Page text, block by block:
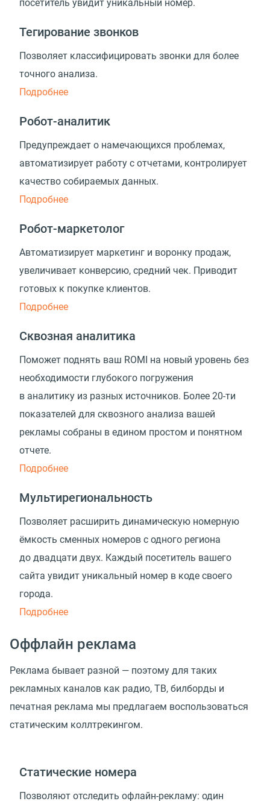
посетитель увидит уникальный номер.
Тегирование звонков
Позволяет классифицировать звонки для более
точного анализа.
Подробнее
Робот-аналитик
Предупреждает о намечающихся проблемах,
автоматизирует работу с отчетами, контролирует
качество собираемых данных.
Подробнее
Робот-маркетолог
Автоматизирует маркетинг и воронку продаж,
увеличивает конверсию, средний чек. Приводит
готовых к покупке клиентов.
Подробнее
Сквозная аналитика
Поможет поднять ваш ROMI на новый уровень без
необходимости глубокого погружения
в аналитику из разных источников. Более 20-ти
показателей для сквозного анализа вашей
рекламы собраны в едином простом и понятном
отчете.
Подробнее
Мультирегиональность
Позволяет расширить динамическую номерную
ёмкость сменных номеров с одного региона
до двадцати двух. Каждый посетитель вашего
сайта увидит уникальный номер в коде своего
города.
Подробнее
Оффлайн реклама
Реклама бывает разной — поэтому для таких
рекламных каналов как радио, ТВ, билборды и
печатная реклама мы предлагаем воспользоваться
статическим коллтрекингом.
Статические номера
Позволяют отследить офлайн-рекламу: один